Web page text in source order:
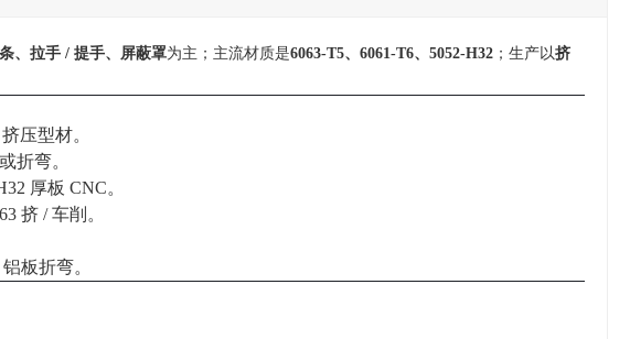
、拉手 / 提手、屏蔽罩为主；主流材质是6063‑T5、6061‑T6、5052‑H32 ；生产以挤
压型材。
折弯。
厚板 CNC。
挤 / 车削。
板折弯。